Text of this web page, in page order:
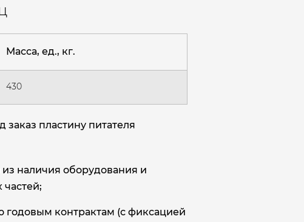
Масса, ед., кг.
430
пластину питателя
из наличия оборудования и
частей;
годовым контрактам (с фиксацией